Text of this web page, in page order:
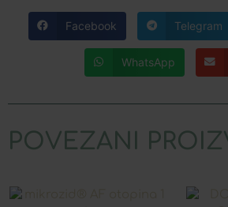
Facebook Telegram
WhatsApp
POVEZANI